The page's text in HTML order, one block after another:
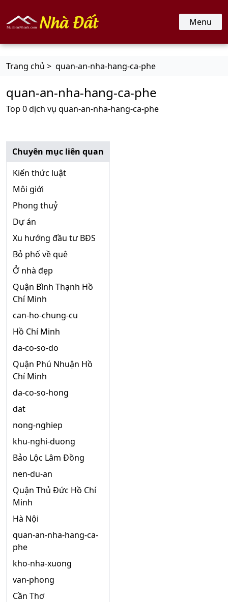
Menu
Trang chủ > quan-an-nha-hang-ca-phe
quan-an-nha-hang-ca-phe
Top 0 dịch vụ quan-an-nha-hang-ca-phe
Chuyên mục liên quan
Kiến thức luật
Môi giới
Phong thuỷ
Dự án
Xu hướng đầu tư BĐS
Bỏ phố về quê
Ở nhà đẹp
Quận Bình Thạnh Hồ
Chí Minh
can-ho-chung-cu
Hồ Chí Minh
da-co-so-do
Quận Phú Nhuận Hồ
Chí Minh
da-co-so-hong
dat
nong-nghiep
khu-nghi-duong
Bảo Lộc Lâm Đồng
nen-du-an
Quận Thủ Đức Hồ Chí
Minh
Hà Nội
quan-an-nha-hang-ca-
phe
kho-nha-xuong
van-phong
Cần Thơ